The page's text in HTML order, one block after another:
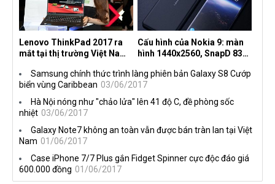
Lenovo ThinkPad 2017 ra
mắt tại thị trường Việt Nam,
Cấu hình của Nokia 9: màn
hình 1440x2560, SnapD 835,
Samsung chính thức trình làng phiên bản Galaxy S8 Cướp
biển vùng Caribbean 03/06/2017
Hà Nội nóng như "chảo lửa" lên 41 độ C, đề phòng sốc
nhiệt 03/06/2017
Galaxy Note7 không an toàn vẫn được bán tràn lan tại Việt
Nam 01/06/2017
Case iPhone 7/7 Plus gắn Fidget Spinner cực độc đáo giá
600.000 đồng 01/06/2017